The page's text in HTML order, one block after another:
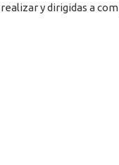
y dirigidas a